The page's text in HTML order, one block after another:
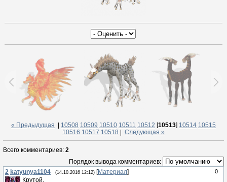
« Предыдущая 10508 10509 10510 10511 10512 [10513] 10514 10515
10516 10517 10518 Следующая »
Всего комментариев: 2
Порядок вывода комментариев:
0
2 katyunya1104 (14.10.2016 12:12) [Материал]
Крутой.